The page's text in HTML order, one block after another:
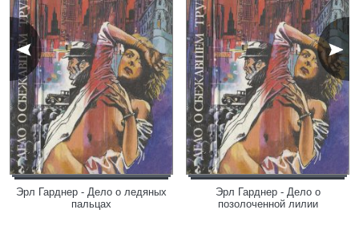
Эрл Гарднер - Дело о ледяных
пальцах
Эрл Гарднер - Дело о
позолоченной лилии